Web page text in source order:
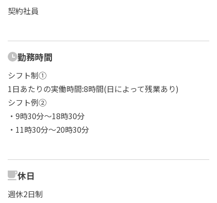
契約社員
勤務時間
シフト制①
1日あたりの実働時間:8時間(日によって残業あり)
シフト例②
・9時30分～18時30分
・11時30分～20時30分
休日
週休2日制